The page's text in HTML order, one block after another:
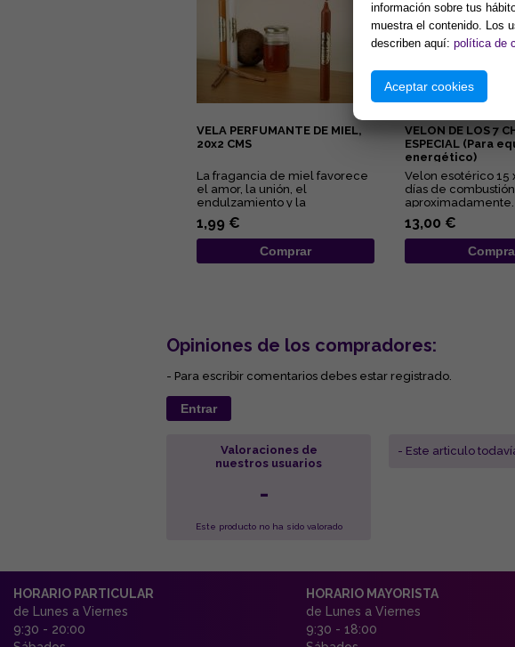
VELA PERFUMANTE DE MIEL,
20x2 CMS
La fragancia de miel favorece
el amor, la unión, el
endulzamiento y la
comunicación....
1,99 €
Comprar
VELON DE LOS 7
ESPECIAL (Para
energético)
Velon esotérico 15
días de combustión
para equilibrio
activación...
13,00 €
Opiniones de los compradores:
- Para escribir comentarios debes estar registrado.
Entrar
Valoraciones de
nuestros usuarios
-
Este producto no ha sido valorado
- Este articulo
HORARIO PARTICULAR
de Lunes a Viernes
9:30 - 20:00
HORARIO MAYORISTA
de Lunes a Viernes
9:30 - 18:00
información sobre tus
muestra el contenido. Los
describen aquí: política de
Aceptar cookies